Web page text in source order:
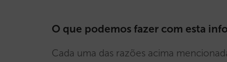
O que podemos fazer com esta
Cada uma das razões acima